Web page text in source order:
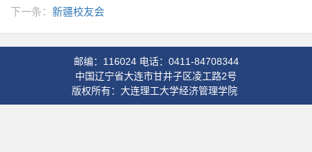
下一条： 新疆校友会
邮编：116024 电话：0411-84708344
中国辽宁省大连市甘井子区凌工路2号
版权所有：大连理工大学经济管理学院